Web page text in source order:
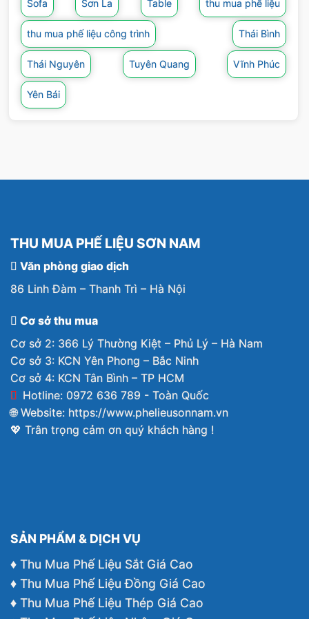
Sofa Sơn La Table thu mua phế liệu
thu mua phế liệu công trình Thái Bình
Thái Nguyên Tuyên Quang Vĩnh Phúc
Yên Bái
Ngoài dịch vụ thu mua phế liệu sắt, công ty
chúng tôi còn tiến hành thu mua các loại phế
liệu khác như đồng, hợp kim, vải, nhôm, innox,
giấy, nhựa,… với mức giá cao.
THU MUA PHẾ LIỆU SƠN NAM
Văn phòng giao dịch
86 Linh Đàm – Thanh Trì – Hà Nội
Cơ sở thu mua
Cơ sở 2: 366 Lý Thường Kiệt – Phủ Lý – Hà Nam
Cơ sở 3: KCN Yên Phong – Bắc Ninh
Cơ sở 4: KCN Tân Bình – TP HCM
Hotline: 0972 636 789 - Toàn Quốc
🌐 Website: https://www.phelieusonnam.vn
💖 Trân trọng cảm ơn quý khách hàng !
SẢN PHẨM & DỊCH VỤ
♦ Thu Mua Phế Liệu Sắt Giá Cao
♦ Thu Mua Phế Liệu Đồng Giá Cao
♦ Thu Mua Phế Liệu Thép Giá Cao